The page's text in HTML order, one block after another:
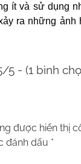
ít và sử dụng
ra những ảnh
5 - (1 bình
được hiển thị
đánh dấu *